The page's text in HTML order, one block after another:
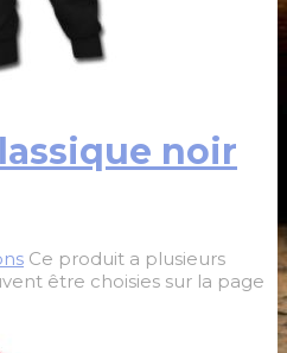
noir
Ce produit a plusieurs
être choisies sur la page